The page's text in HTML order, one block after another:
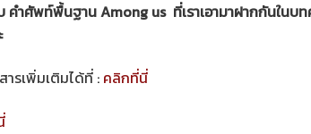
คำศัพท์พื้นฐาน Among us ที่เราเอามาฝากกันในบ
ารเพิ่มเติมได้ที่ : คลิกที่นี่